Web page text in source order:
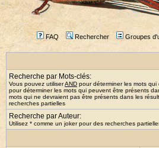
FAQ Rechercher Groupes
Recherche par Mots-clés:
Vous pouvez utiliserAND pour déterminer les mots
pour déterminer les mots qui peuvent être présents
mots qui ne devraient pas être présents dans les
recherches partielles
Recherche par Auteur:
Utilisez * comme un joker pour des recherches